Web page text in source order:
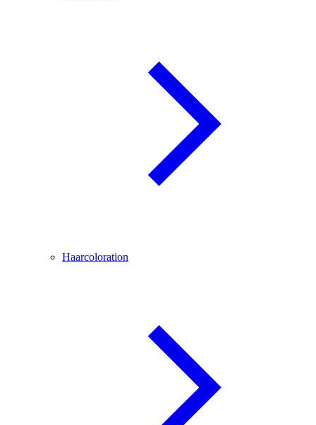
Haarcoloration